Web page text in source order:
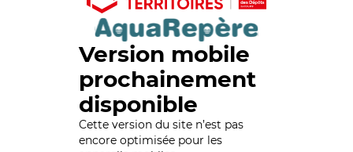
Version mobile
prochainement
disponible
Cette version du site n’est pas
encore optimisée pour les